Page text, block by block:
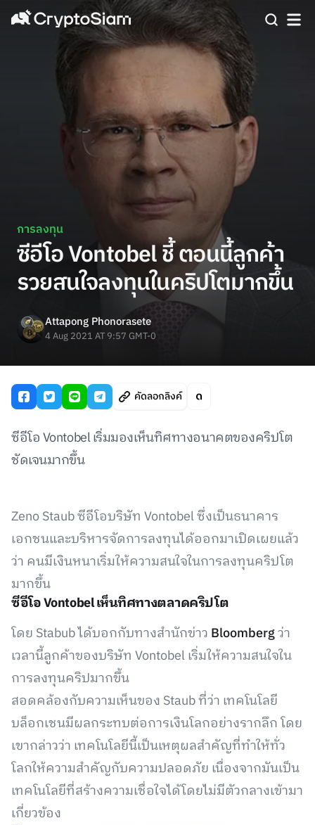
การลงทุน
ซีอีโอ Vontobel ชี้ ตอนนี้ลูกค้า
รวยสนใจลงทุนในคริปโตมากขึ้น
Attapong Phonorasete
4 Aug 2021 AT 9:57 GMT-0
คัดลอกลิงค์
ซีอีโอ Vontobel เริ่มมองเห็นทิศทางอนาคตของคริปโต
ชัดเจนมากขึ้น
Zeno Staub ซีอีโอบริษัท Vontobel ซึ่งเป็นธนาคาร
เอกชนและบริหารจัดการลงทุนได้ออกมาเปิดเผยแล้ว
ว่า คนมีเงินหนาเริ่มให้ความสนใจในการลงทุนคริปโต
มากขึ้น
ซีอีโอ Vontobel เห็นทิศทางตลาดคริปโต
โดย Stabub ได้บอกกับทางสำนักข่าว Bloombergว่า
เวลานี้ลูกค้าของบริษัท Vontobel เริ่มให้ความสนใจใน
การลงทุนคริปมากขึ้น
สอดคล้องกับความเห็นของ Staub ที่ว่า เทคโนโลยี
บล็อกเชนมีผลกระทบต่อการเงินโลกอย่างรากลึก โดย
เขากล่าวว่า เทคโนโลยีนี้เป็นเหตุผลสำคัญที่ทำให้ทั่ว
โลกให้ความสำคัญกับความปลอดภัย เนื่องจากมันเป็น
เทคโนโลยีที่สร้างความเชื่อใจได้โดยไม่มีตัวกลางเข้ามา
เกี่ยวข้อง